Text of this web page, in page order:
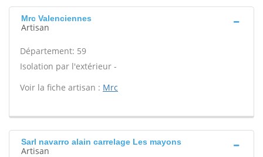
Mrc Valenciennes
Artisan
Département: 59
Isolation par l'extérieur -
Voir la fiche artisan : Mrc
Sarl navarro alain carrelage Les mayons
Artisan